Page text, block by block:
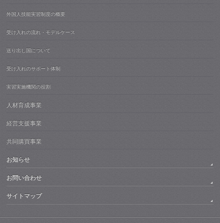
外国人技能実習制度の概要
受け入れの流れ・モデルケース
送り出し国について
受け入れのサポート体制
実習実施機関の役割
人材育成事業
経営支援事業
共同購買事業
お知らせ
お問い合わせ
サイトマップ